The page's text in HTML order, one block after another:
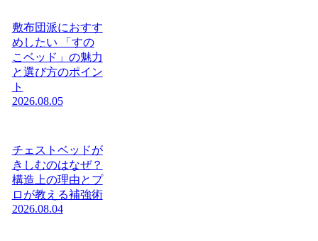
敷布団派におすす
めしたい 「すの
こベッド」の魅力
と選び方のポイン
ト
2026.08.05
チェストベッドが
きしむのはなぜ？
構造上の理由とプ
ロが教える補強術
2026.08.04